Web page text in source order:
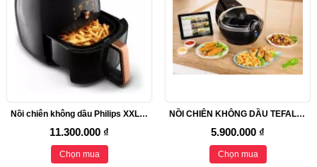
Nồi chiên không dầu Philips XXL HD9861/99
11.300.000 ₫
Chọn mua
NỒI CHIÊN KHÔNG DẦU TEFAL AH9808 ACTIFRY SMART XL
5.900.000 ₫
Chọn mua